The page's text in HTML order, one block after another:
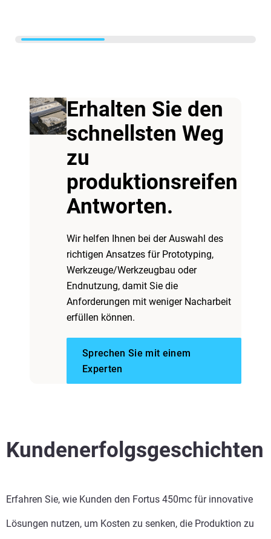
Erhalten Sie den
schnellsten Weg
zu
produktionsreifen
Antworten.
Wir helfen Ihnen bei der Auswahl des
richtigen Ansatzes für Prototyping,
Werkzeuge/Werkzeugbau oder
Endnutzung, damit Sie die
Anforderungen mit weniger Nacharbeit
erfüllen können.
Sprechen Sie mit einem
Experten
Kundenerfolgsgeschichten
Erfahren Sie, wie Kunden den Fortus 450mc für innovative
Lösungen nutzen, um Kosten zu senken, die Produktion zu